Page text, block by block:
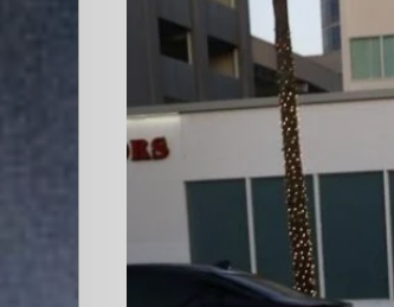
Comunidad
Los
Elegidos
Cultura
PLOP